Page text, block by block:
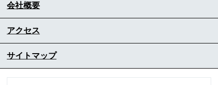
会社概要
アクセス
サイトマップ